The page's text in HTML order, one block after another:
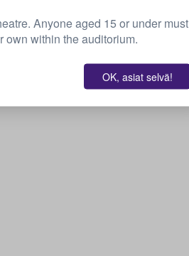
Anyone aged 15 or under must
own within the auditorium.
OK, asiat selvä!